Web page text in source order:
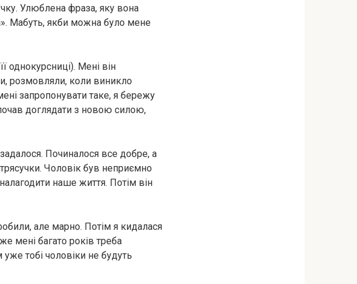
Улюблена фраза, яку вона
Мабуть, якби можна було мене
однокурсниці). Мені він
розмовляли, коли виникло
запропонувати таке, я бережу
доглядати з новою силою,
Починалося все добре, а
Чоловік був неприємно
наше життя. Потім він
але марно. Потім я кидалася
мені багато років треба
уже тобі чоловіки не будуть